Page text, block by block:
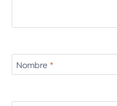
Nombre *